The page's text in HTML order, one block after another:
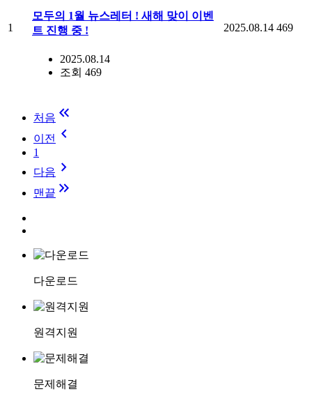
1
모두의 1월 뉴스레터 ! 새해 맞이 이벤
트 진행 중 !
2025.08.14
조회 469
2025.08.14 469
처음 keyboard_double_arrow_left
이전 keyboard_arrow_left
1
다음 keyboard_arrow_right
맨끝 keyboard_double_arrow_right
다운로드
원격지원
문제해결